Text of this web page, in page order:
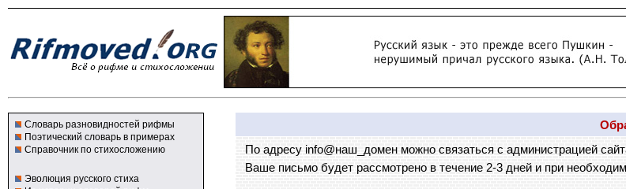
Словарь разновидностей рифмы
Поэтический словарь в примерах
Справочник по стихосложению
Эволюция русского стиха
По адресу info@наш_домен можно связаться с администрацией
Ваше письмо будет рассмотрено в течение 2-3 дней и при